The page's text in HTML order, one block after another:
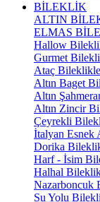
BİLEKLİK
ALTIN
ELMAS
Hallow
Gurmet
Ataç
Altın Baget
Altın
Altın Zincir
Çeyrekli
İtalyan Esnek
Dorika
Harf - İsim
Halhal
Nazarboncuk
Su Yolu